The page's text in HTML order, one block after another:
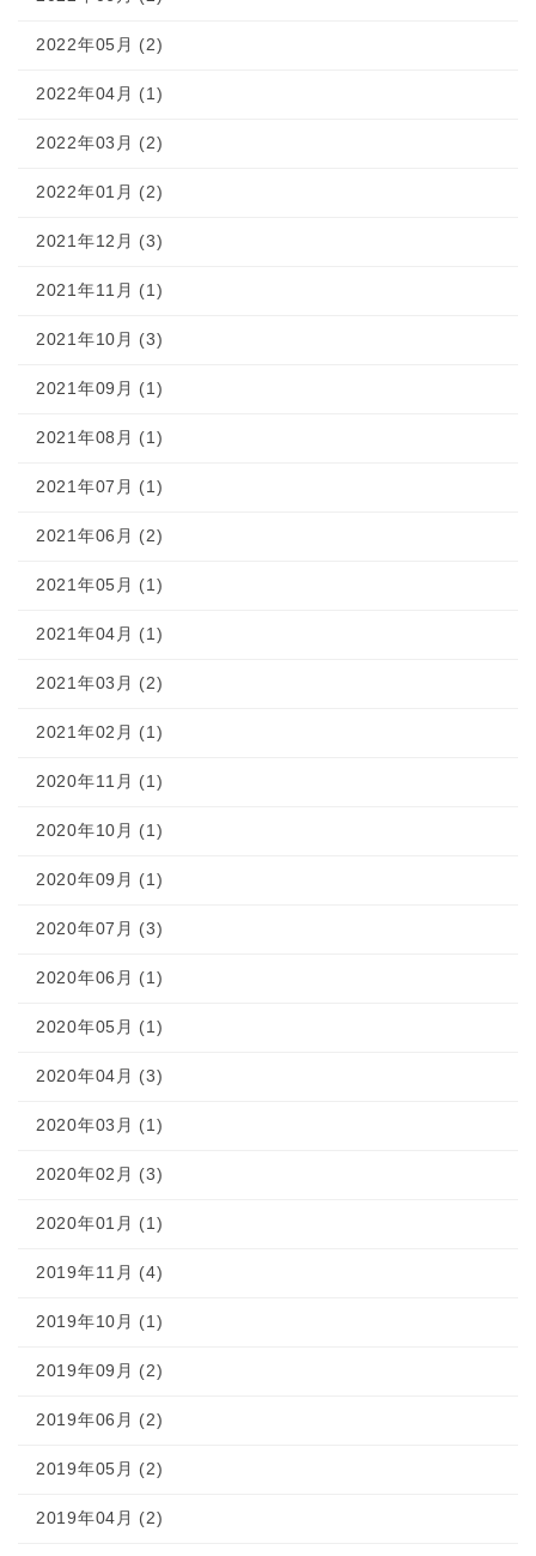
2022年05月 (2)
2022年04月 (1)
2022年03月 (2)
2022年01月 (2)
2021年12月 (3)
2021年11月 (1)
2021年10月 (3)
2021年09月 (1)
2021年08月 (1)
2021年07月 (1)
2021年06月 (2)
2021年05月 (1)
2021年04月 (1)
2021年03月 (2)
2021年02月 (1)
2020年11月 (1)
2020年10月 (1)
2020年09月 (1)
2020年07月 (3)
2020年06月 (1)
2020年05月 (1)
2020年04月 (3)
2020年03月 (1)
2020年02月 (3)
2020年01月 (1)
2019年11月 (4)
2019年10月 (1)
2019年09月 (2)
2019年06月 (2)
2019年05月 (2)
2019年04月 (2)